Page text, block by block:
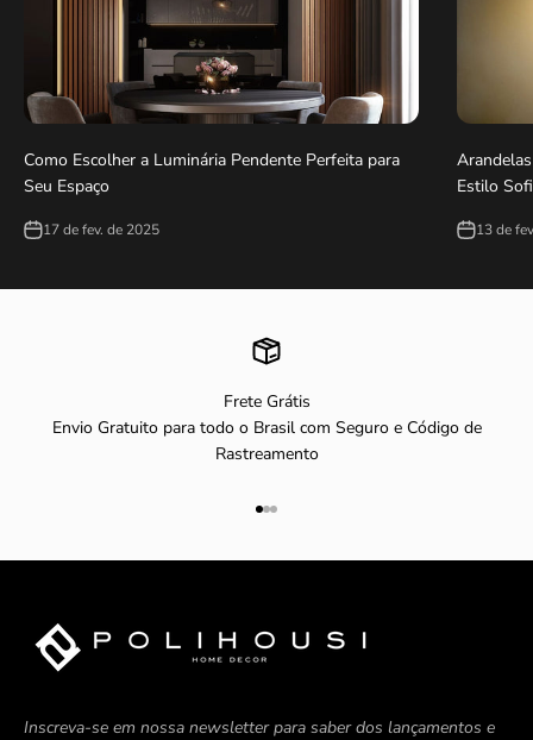
Como Escolher a Luminária Pendente Perfeita para
Seu Espaço
17 de fev. de 2025
Estilo
13 de
Frete Grátis
Envio Gratuito para todo o Brasil com Seguro e Código de
Rastreamento
Ir para item 1
Ir para item 2
Ir para item 3
Inscreva-se em nossa newsletter para saber dos lançamentos e